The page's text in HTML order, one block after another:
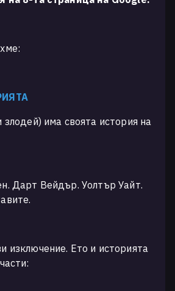
злодей) има своята история на
Дарт Вейдър. Уолтър Уайт.
изключение. Ето и историята